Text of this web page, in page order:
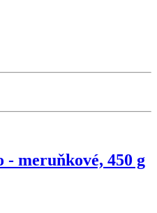
- meruňkové, 450 g